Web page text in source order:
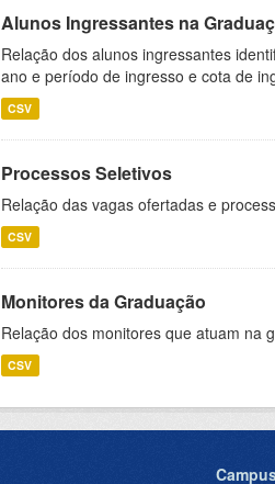
Alunos Ingressantes na
Relação dos alunos ingressantes
ano e período de ingresso e cota de
CSV
Processos Seletivos
Relação das vagas ofertadas e
CSV
Monitores da Graduação
Relação dos monitores que atuam na
CSV